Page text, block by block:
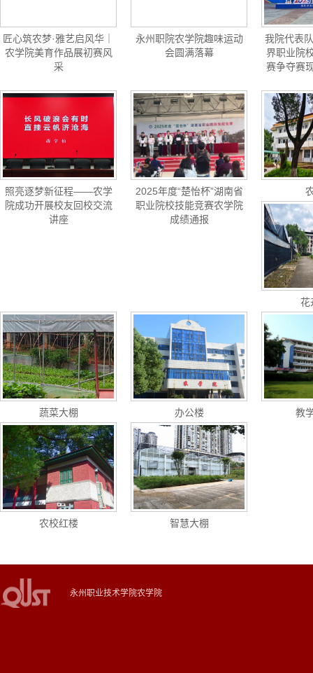
匠心筑农梦·雅艺启风华｜
农学院美育作品展初赛风
采
永州职院农学院趣味运动
会圆满落幕
我院代表
界职业院
赛争夺赛
照亮逐梦新征程——农学
院成功开展校友回校交流
讲座
2025年度“楚怡杯”湖南省
职业院校技能竞赛农学院
成绩通报
花
蔬菜大棚 办公楼 教
农校红楼 智慧大棚
永州职业技术学院农学院